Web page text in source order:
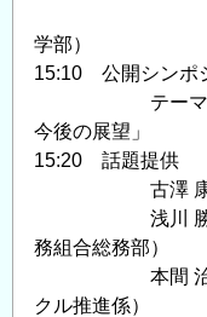
松波 淳也
学部）
15:10 公開シンポ
テーマ「大都
今後の展望」
15:20 話題提供
古澤 康夫 氏
浅川 勝男 氏
務組合総務部）
本間 治夫 氏
クル推進係）